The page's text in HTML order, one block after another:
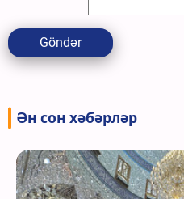
Göndər
Ән сон хәбәрләр